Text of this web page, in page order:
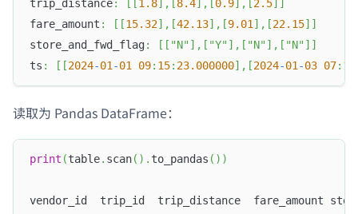
trip_distance: [ [1.8] , [8.4] , [0.9] , [2.5] ]
fare_amount : [ [15.32] , [42.13] , [9.01] , [22.15] ]
store_and_fwd_flag: [ [ "N" ] , [ "Y" ] , [ "N" ] , [ "N" ] ]
ts : [ [2024-01-01 09: 15: 23.000000] , [2024-01-03 07: 12
读取为 Pandas DataFrame：
print (table. scan( ) . to_pandas ( ) )
vendor_id  trip_id  trip_distance  fare_amount